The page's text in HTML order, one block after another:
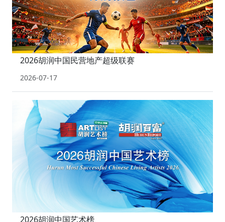
2026胡润中国民营地产超级联赛
2026-07-17
2026胡润中国艺术榜